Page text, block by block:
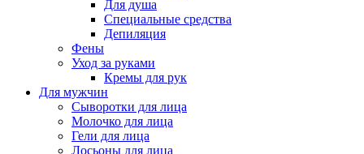
Для душа
Специальные средства
Депиляция
Фены
Уход за руками
Кремы для рук
Для мужчин
Сыворотки для лица
Молочко для лица
Гели для лица
Лосьоны для лица